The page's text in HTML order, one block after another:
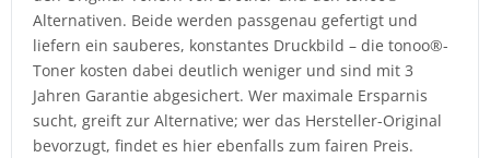
Alternativen. Beide werden passgenau gefertigt und
liefern ein sauberes, konstantes Druckbild – die tonoo®-
Toner kosten dabei deutlich weniger und sind mit 3
Jahren Garantie abgesichert. Wer maximale Ersparnis
sucht, greift zur Alternative; wer das Hersteller-Original
bevorzugt, findet es hier ebenfalls zum fairen Preis.